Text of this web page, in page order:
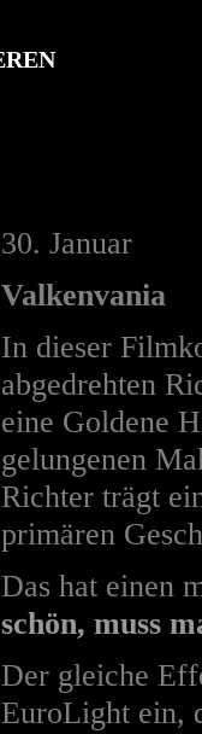
30. Januar
Valkenvania
In dieser
abgedrehten
eine Goldene
gelungenen
Richter trägt
primären
Das hat einen
schön, muss
Der gleiche
EuroLight ein,